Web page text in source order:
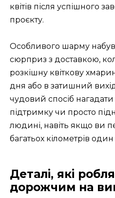
квітів після успішного
проєкту.
Особливого шарму
сюрприз з доставкою,
розкішну квіткову
дня або в затишний
чудовий спосіб
підтримку чи просто
людині, навіть якщо ви
багатьох кілометрів
Деталі, які
дорожчим на